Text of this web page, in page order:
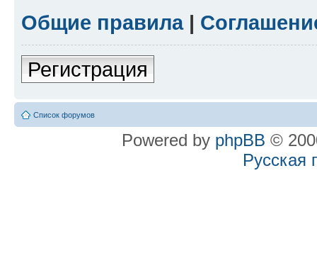
Общие правила|
Регистрация
Список форумов
Powered by phpBB ©
Русская